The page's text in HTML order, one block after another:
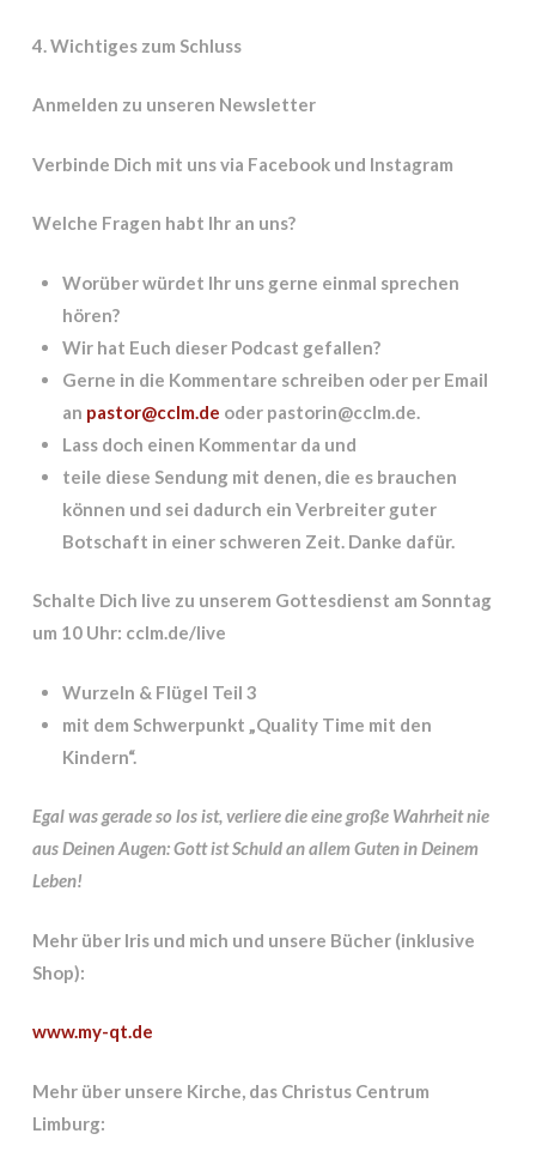
4. Wichtiges zum Schluss
Anmelden zu unseren Newsletter
Verbinde Dich mit uns via Facebook und Instagram
Welche Fragen habt Ihr an uns?
Worüber würdet Ihr uns gerne einmal sprechen
hören?
Wir hat Euch dieser Podcast gefallen?
Gerne in die Kommentare schreiben oder per Email
an pastor@cclm.de oder pastorin@cclm.de.
Lass doch einen Kommentar da und
teile diese Sendung mit denen, die es brauchen
können und sei dadurch ein Verbreiter guter
Botschaft in einer schweren Zeit. Danke dafür.
Schalte Dich live zu unserem Gottesdienst am Sonntag
um 10 Uhr: cclm.de/live
Wurzeln & Flügel Teil 3
mit dem Schwerpunkt „Quality Time mit den
Kindern“.
Egal was gerade so los ist, verliere die eine große Wahrheit nie
aus Deinen Augen: Gott ist Schuld an allem Guten in Deinem
Leben!
Mehr über Iris und mich und unsere Bücher (inklusive
Shop):
www.my-qt.de
Mehr über unsere Kirche, das Christus Centrum
Limburg: